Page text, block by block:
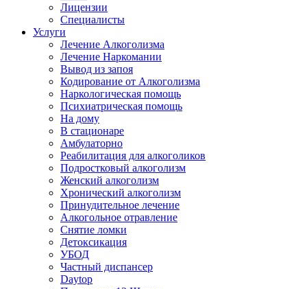
Лицензии
Специалисты
Услуги
Лечение Алкоголизма
Лечение Наркомании
Вывод из запоя
Кодирование от Алкоголизма
Наркологическая помощь
Психиатрическая помощь
На дому
В стационаре
Амбулаторно
Реабилитация для алкоголиков
Подростковый алкоголизм
Женский алкоголизм
Хронический алкоголизм
Принудительное лечение
Алкогольное отравление
Снятие ломки
Детоксикация
УБОД
Частный диспансер
Daytop